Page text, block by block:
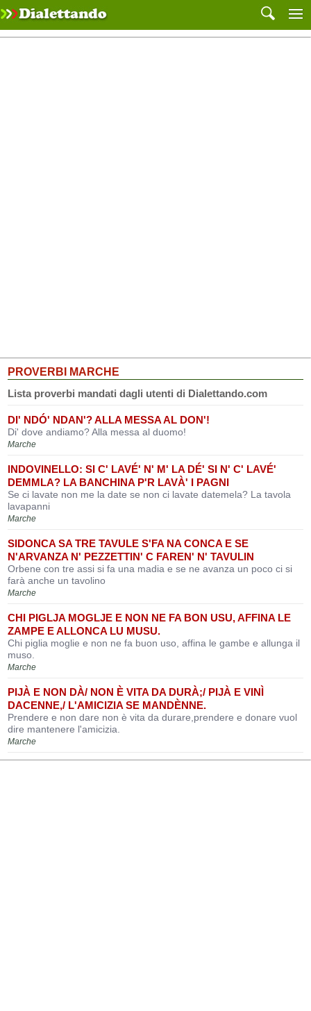
PROVERBI MARCHE
Lista proverbi mandati dagli utenti di Dialettando.com
DI' NDÓ' NDAN'? ALLA MESSA AL DON'!
Di' dove andiamo? Alla messa al duomo!
Marche
INDOVINELLO: SI C' LAVÉ' N' M' LA DÉ' SI N' C' LAVÉ'
DEMMLA? LA BANCHINA P'R LAVÀ' I PAGNI
Se ci lavate non me la date se non ci lavate datemela? La tavola
lavapanni
Marche
SIDONCA SA TRE TAVULE S'FA NA CONCA E SE
N'ARVANZA N' PEZZETTIN' C FAREN' N' TAVULIN
Orbene con tre assi si fa una madia e se ne avanza un poco ci si
farà anche un tavolino
Marche
CHI PIGLJA MOGLJE E NON NE FA BON USU, AFFINA LE
ZAMPE E ALLONCA LU MUSU.
Chi piglia moglie e non ne fa buon uso, affina le gambe e allunga il
muso.
Marche
PIJÀ E NON DÀ/ NON È VITA DA DURÀ;/ PIJÀ E VINÌ
DACENNE,/ L'AMICIZIA SE MANDÈNNE.
Prendere e non dare non è vita da durare,prendere e donare vuol
dire mantenere l'amicizia.
Marche